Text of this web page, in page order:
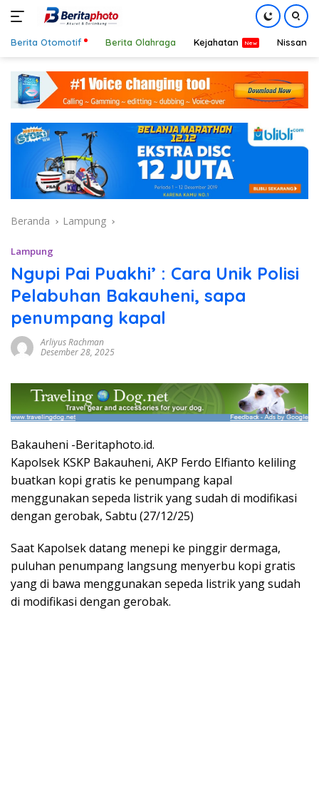
konten
Berita Otomotif Berita Olahraga Kejahatan Nissan
Beranda Lampung
Lampung
Ngupi Pai Puakhi’ : Cara Unik Polisi
Pelabuhan Bakauheni, sapa
penumpang kapal
Arliyus Rachman
Desember 28, 2025
Bakauheni -Beritaphoto.id.
Kapolsek KSKP Bakauheni, AKP Ferdo Elfianto keliling
buatkan kopi gratis ke penumpang kapal
menggunakan sepeda listrik yang sudah di modifikasi
dengan gerobak, Sabtu (27/12/25)
Saat Kapolsek datang menepi ke pinggir dermaga,
puluhan penumpang langsung menyerbu kopi gratis
yang di bawa menggunakan sepeda listrik yang sudah
di modifikasi dengan gerobak.